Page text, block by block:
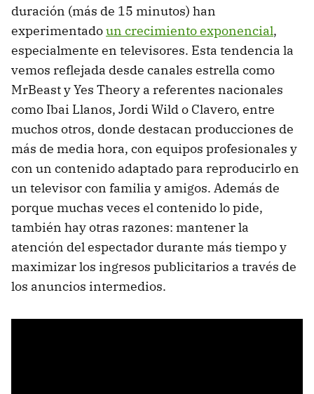
duración (más de 15 minutos) han
experimentadoun crecimiento exponencial,
especialmente en televisores. Esta tendencia la
vemos reflejada desde canales estrella como
MrBeast y Yes Theory a referentes nacionales
como Ibai Llanos, Jordi Wild o Clavero, entre
muchos otros, donde destacan producciones de
más de media hora, con equipos profesionales y
con un contenido adaptado para reproducirlo en
un televisor con familia y amigos. Además de
porque muchas veces el contenido lo pide,
también hay otras razones: mantener la
atención del espectador durante más tiempo y
maximizar los ingresos publicitarios a través de
los anuncios intermedios.